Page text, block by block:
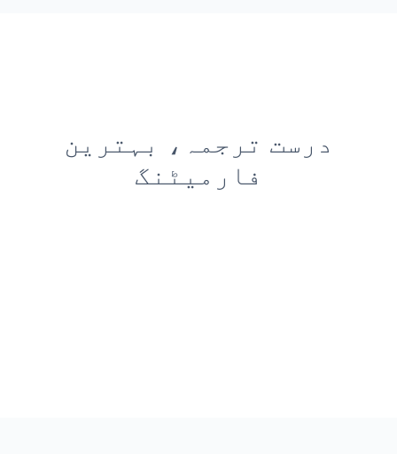
درست ترجمہ، بہترین
فارمیٹنگ